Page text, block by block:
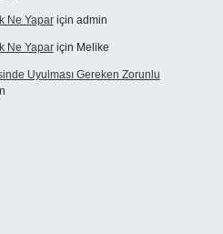
Ne Yapariçin admin
Ne Yapariçin Melike
Uyulması Gereken Zorunlu